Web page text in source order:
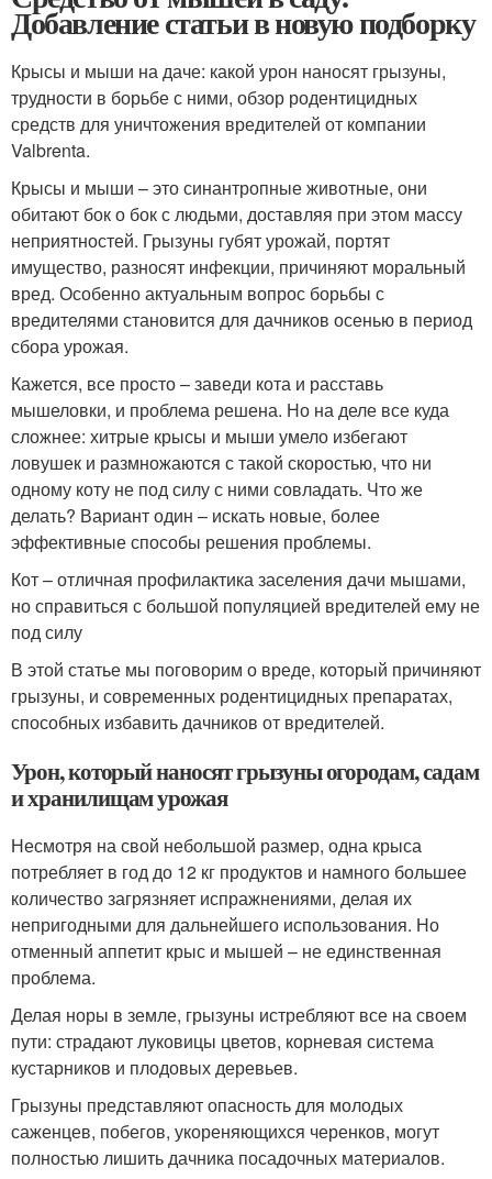
Добавление статьи в новую подборку
Крысы и мыши на даче: какой урон наносят грызуны,
трудности в борьбе с ними, обзор родентицидных
средств для уничтожения вредителей от компании
Valbrenta.
Крысы и мыши – это синантропные животные, они
обитают бок о бок с людьми, доставляя при этом массу
неприятностей. Грызуны губят урожай, портят
имущество, разносят инфекции, причиняют моральный
вред. Особенно актуальным вопрос борьбы с
вредителями становится для дачников осенью в период
сбора урожая.
Кажется, все просто – заведи кота и расставь
мышеловки, и проблема решена. Но на деле все куда
сложнее: хитрые крысы и мыши умело избегают
ловушек и размножаются с такой скоростью, что ни
одному коту не под силу с ними совладать. Что же
делать? Вариант один – искать новые, более
эффективные способы решения проблемы.
Кот – отличная профилактика заселения дачи мышами,
но справиться с большой популяцией вредителей ему не
под силу
В этой статье мы поговорим о вреде, который причиняют
грызуны, и современных родентицидных препаратах,
способных избавить дачников от вредителей.
Урон, который наносят грызуны огородам, садам
и хранилищам урожая
Несмотря на свой небольшой размер, одна крыса
потребляет в год до 12 кг продуктов и намного большее
количество загрязняет испражнениями, делая их
непригодными для дальнейшего использования. Но
отменный аппетит крыс и мышей – не единственная
проблема.
Делая норы в земле, грызуны истребляют все на своем
пути: страдают луковицы цветов, корневая система
кустарников и плодовых деревьев.
Грызуны представляют опасность для молодых
саженцев, побегов, укореняющихся черенков, могут
полностью лишить дачника посадочных материалов.